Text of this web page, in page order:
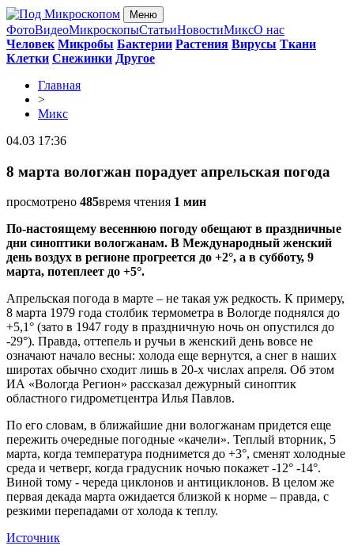
Меню
ФотоВидеоМикроскопыСтатьиНовостиМиксО нас
Человек Микробы Бактерии Растения Вирусы Ткани
Клетки Снежинки Другое
Главная
>
Микс
04.03 17:36
8 марта вологжан порадует апрельская погода
просмотрено 485время чтения 1 мин
По-настоящему весеннюю погоду обещают в праздничные
дни синоптики вологжанам. В Международный женский
день воздух в регионе прогреется до +2°, а в субботу, 9
марта, потеплеет до +5°.
Апрельская погода в марте – не такая уж редкость. К примеру,
8 марта 1979 года столбик термометра в Вологде поднялся до
+5,1° (зато в 1947 году в праздничную ночь он опустился до
-29°). Правда, оттепель и ручьи в женский день вовсе не
означают начало весны: холода еще вернутся, а снег в наших
широтах обычно сходит лишь в 20-х числах апреля. Об этом
ИА «Вологда Регион» рассказал дежурный синоптик
областного гидрометцентра Илья Павлов.
По его словам, в ближайшие дни вологжанам придется еще
пережить очередные погодные «качели». Теплый вторник, 5
марта, когда температура поднимется до +3°, сменят холодные
среда и четверг, когда градусник ночью покажет -12° -14°.
Виной тому - череда циклонов и антициклонов. В целом же
первая декада марта ожидается близкой к норме – правда, с
резкими перепадами от холода к теплу.
Источник